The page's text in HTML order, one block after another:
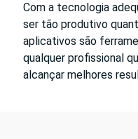
Com a tecnologia
ser tão produtivo
aplicativos são
qualquer profissional
alcançar melhores